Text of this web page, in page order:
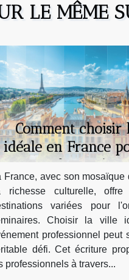
LE MÊME
Comment choisir
idéale en France
prochain
France, avec son mosaïque
richesse culturelle,
variées pour
Choisir la ville
professionnel peut
défi. Cet écriture
professionnels à travers...